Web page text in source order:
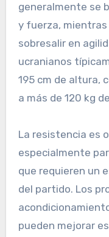
generalmente se
y fuerza, mientras
sobresalir en
ucranianos
195 cm de altura,
a más de 120 kg
La resistencia es
especialmente
que requieren un
del partido. Los
pueden mejorar